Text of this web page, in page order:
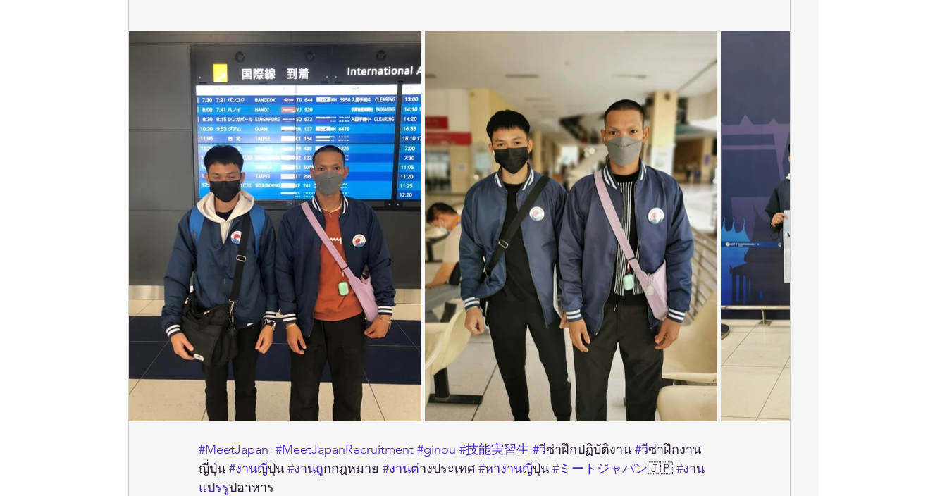
#MeetJapan #MeetJapanRecruitment #ginou #技能実習生 #วีซ่าฝึกปฏิบัติงาน #วีซ่าฝึกงาน
ญี่ปุ่น #งานญี่ปุ่น #งานถูกกฎหมาย #งานต่างประเทศ #หางานญี่ปุ่น #ミートジャパン🇯🇵 #งาน
แปรรูปอาหาร